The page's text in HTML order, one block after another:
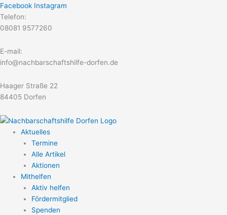
Zum
Inhalt
springen
Facebook Instagram
Telefon:
08081 9577260
E-mail:
info@nachbarschaftshilfe-dorfen.de
Haager Straße 22
84405 Dorfen
Aktuelles
Termine
Alle Artikel
Aktionen
Mithelfen
Aktiv helfen
Fördermitglied
Spenden